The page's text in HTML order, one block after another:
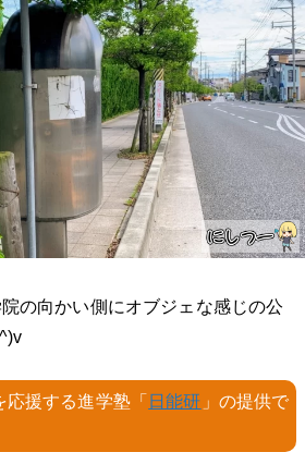
の向かい側にオブジェな感じの公
応援する進学塾「日能研 」の提供で